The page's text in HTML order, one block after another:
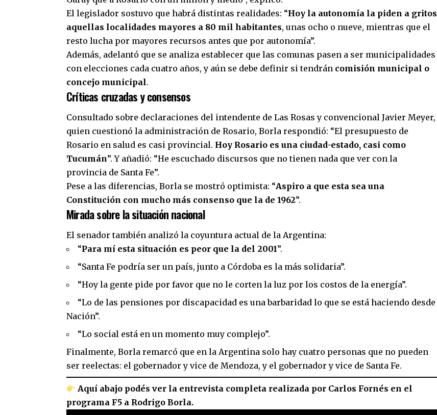
El legislador sostuvo que habrá distintas realidades: “Hoy la autonomía la piden a gritos
aquellas localidades mayores a 80 mil habitantes, unas ocho o nueve, mientras que el
resto lucha por mayores recursos antes que por autonomía”.
Además, adelantó que se analiza establecer que las comunas pasen a ser municipalidades
con elecciones cada cuatro años, y aún se debe definir si tendrán comisión municipal o
concejo municipal.
Críticas cruzadas y consensos
Consultado sobre declaraciones del intendente de Las Rosas y convencional Javier Meyer,
quien cuestionó la administración de Rosario, Borla respondió: “El presupuesto de
Rosario en salud es casi provincial. Hoy Rosario es una ciudad-estado, casi como
Tucumán”. Y añadió: “He escuchado discursos que no tienen nada que ver con la
provincia de Santa Fe”.
Pese a las diferencias, Borla se mostró optimista: “Aspiro a que esta sea una
Constitución con mucho más consenso que la de 1962”.
Mirada sobre la situación nacional
El senador también analizó la coyuntura actual de la Argentina:
“Para mí esta situación es peor que la del 2001”.
“Santa Fe podría ser un país, junto a Córdoba es la más solidaria”.
“Hoy la gente pide por favor que no le corten la luz por los costos de la energía”.
“Lo de las pensiones por discapacidad es una barbaridad lo que se está haciendo desde
Nación”.
“Lo social está en un momento muy complejo”.
Finalmente, Borla remarcó que en la Argentina solo hay cuatro personas que no pueden
ser reelectas: el gobernador y vice de Mendoza, y el gobernador y vice de Santa Fe.
Aquí abajo podés ver la entrevista completa realizada por Carlos Fornés en el
programa F5 a Rodrigo Borla.